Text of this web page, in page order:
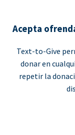
Acepta
Text-to-Give
donar en
repetir la